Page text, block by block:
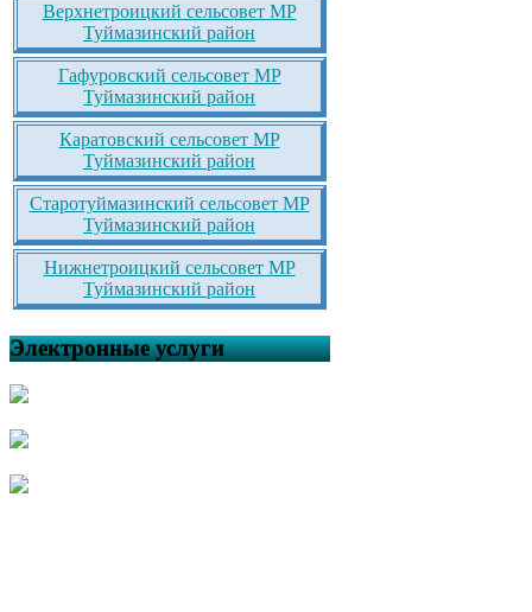
Верхнетроицкий сельсовет МР
Туймазинский район
Гафуровский сельсовет МР
Туймазинский район
Каратовский сельсовет МР
Туймазинский район
Старотуймазинский сельсовет МР
Туймазинский район
Нижнетроицкий сельсовет МР
Туймазинский район
Электронные услуги